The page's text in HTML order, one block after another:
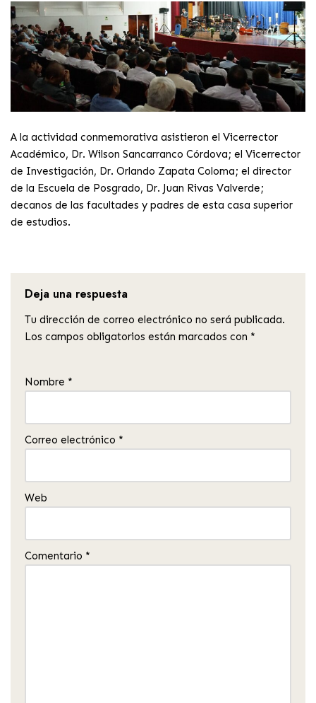
A la actividad conmemorativa asistieron el Vicerrector
Académico, Dr. Wilson Sancarranco Córdova; el Vicerrector
de Investigación, Dr. Orlando Zapata Coloma; el director
de la Escuela de Posgrado, Dr. Juan Rivas Valverde;
decanos de las facultades y padres de esta casa superior
de estudios.
Deja una respuesta
Tu dirección de correo electrónico no será publicada.
Los campos obligatorios están marcados con *
Nombre *
Correo electrónico *
Web
Comentario *